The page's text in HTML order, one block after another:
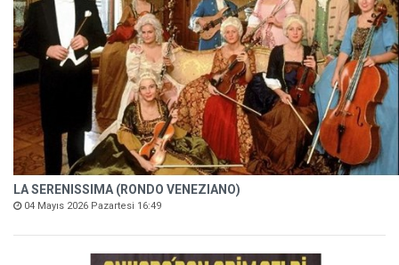
LA SERENISSIMA (RONDO VENEZIANO)
04 Mayıs 2026 Pazartesi 16:49